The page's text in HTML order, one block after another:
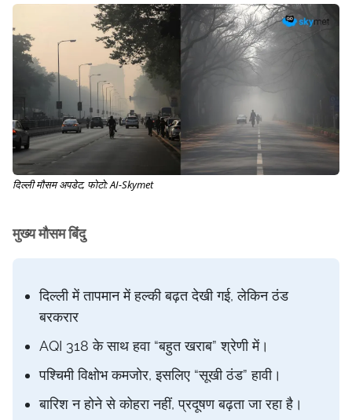
दिल्ली मौसम अपडेट, फोटो: AI-Skymet
मुख्य मौसम बिंदु
दिल्ली में तापमान में हल्की बढ़त देखी गई, लेकिन ठंड
बरकरार
AQI 318 के साथ हवा “बहुत खराब” श्रेणी में।
पश्चिमी विक्षोभ कमजोर, इसलिए “सूखी ठंड” हावी।
बारिश न होने से कोहरा नहीं, प्रदूषण बढ़ता जा रहा है।